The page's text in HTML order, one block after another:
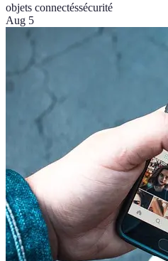
objets connectéssécurité
Aug 5